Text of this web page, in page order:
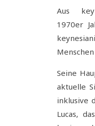
Aus
1970er
Seine
aktuelle
inklusive
Lucas,